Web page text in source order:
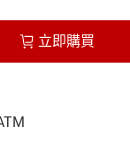
立即購買